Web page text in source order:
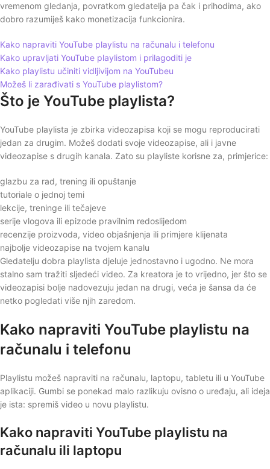
vremenom gledanja, povratkom gledatelja pa čak i prihodima, ako
dobro razumiješ kako monetizacija funkcionira.
Kako napraviti YouTube playlistu na računalu i telefonu
Kako upravljati YouTube playlistom i prilagoditi je
Kako playlistu učiniti vidljivijom na YouTubeu
Možeš li zarađivati s YouTube playlistom?
Što je YouTube playlista?
YouTube playlista je zbirka videozapisa koji se mogu reproducirati
jedan za drugim. Možeš dodati svoje videozapise, ali i javne
videozapise s drugih kanala. Zato su playliste korisne za, primjerice:
glazbu za rad, trening ili opuštanje
tutoriale o jednoj temi
lekcije, treninge ili tečajeve
serije vlogova ili epizode pravilnim redoslijedom
recenzije proizvoda, video objašnjenja ili primjere klijenata
najbolje videozapise na tvojem kanalu
Gledatelju dobra playlista djeluje jednostavno i ugodno. Ne mora
stalno sam tražiti sljedeći video. Za kreatora je to vrijedno, jer što se
videozapisi bolje nadovezuju jedan na drugi, veća je šansa da će
netko pogledati više njih zaredom.
Kako napraviti YouTube playlistu na
računalu i telefonu
Playlistu možeš napraviti na računalu, laptopu, tabletu ili u YouTube
aplikaciji. Gumbi se ponekad malo razlikuju ovisno o uređaju, ali ideja
je ista: spremiš video u novu playlistu.
Kako napraviti YouTube playlistu na
računalu ili laptopu